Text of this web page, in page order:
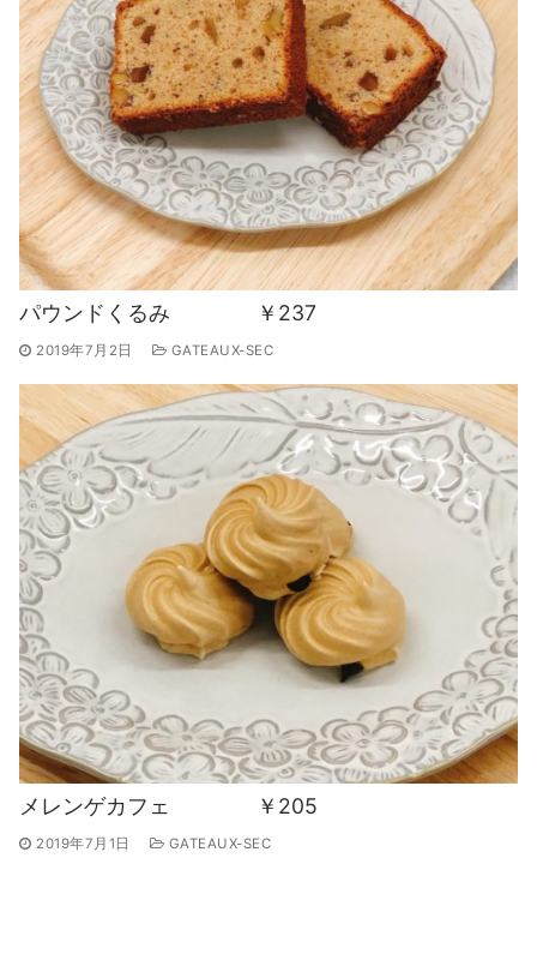
パウンドくるみ ￥237
2019年7月2日 GATEAUX-SEC
メレンゲカフェ ￥205
2019年7月1日 GATEAUX-SEC